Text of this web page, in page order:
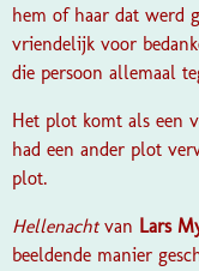
hem of haar dat werd
vriendelijk voor
die persoon allemaal
Het plot komt als een
had een ander plot
plot.
Hellenacht van Lars
beeldende manier